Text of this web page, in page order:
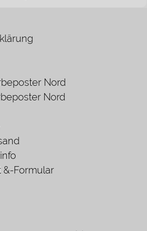
Nord
Nord
Formular